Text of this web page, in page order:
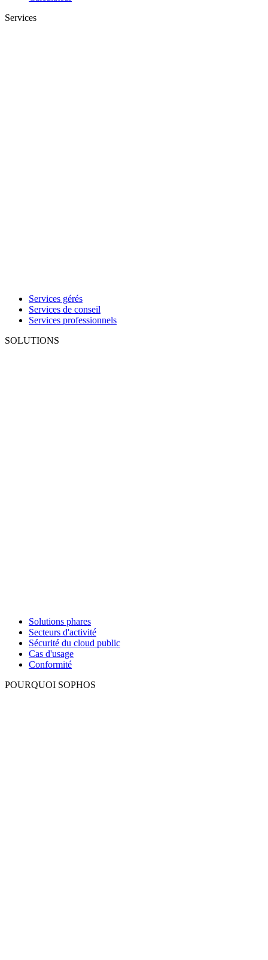
Services
Services gérés
Services de conseil
Services professionnels
SOLUTIONS
Solutions phares
Secteurs d'activité
Sécurité du cloud public
Cas d'usage
Conformité
POURQUOI SOPHOS